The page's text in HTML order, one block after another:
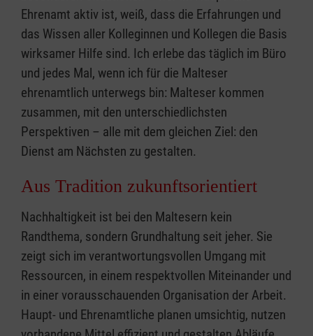
Ehrenamt aktiv ist, weiß, dass die Erfahrungen und
das Wissen aller Kolleginnen und Kollegen die Basis
wirksamer Hilfe sind. Ich erlebe das täglich im Büro
und jedes Mal, wenn ich für die Malteser
ehrenamtlich unterwegs bin: Malteser kommen
zusammen, mit den unterschiedlichsten
Perspektiven – alle mit dem gleichen Ziel: den
Dienst am Nächsten zu gestalten.
Aus Tradition zukunftsorientiert
Nachhaltigkeit ist bei den Maltesern kein
Randthema, sondern Grundhaltung seit jeher. Sie
zeigt sich im verantwortungsvollen Umgang mit
Ressourcen, in einem respektvollen Miteinander und
in einer vorausschauenden Organisation der Arbeit.
Haupt- und Ehrenamtliche planen umsichtig, nutzen